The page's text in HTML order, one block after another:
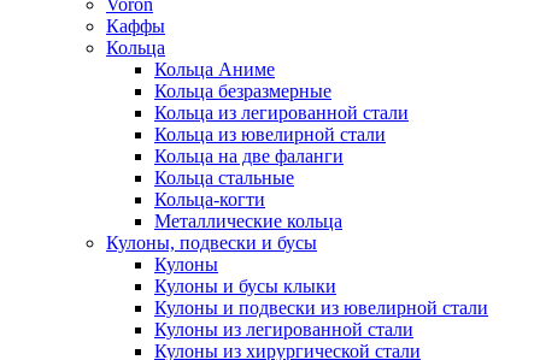
Voron
Каффы
Кольца
Кольца Аниме
Кольца безразмерные
Кольца из легированной стали
Кольца из ювелирной стали
Кольца на две фаланги
Кольца стальные
Кольца-когти
Металлические кольца
Кулоны, подвески и бусы
Кулоны
Кулоны и бусы клыки
Кулоны и подвески из ювелирной стали
Кулоны из легированной стали
Кулоны из хирургической стали